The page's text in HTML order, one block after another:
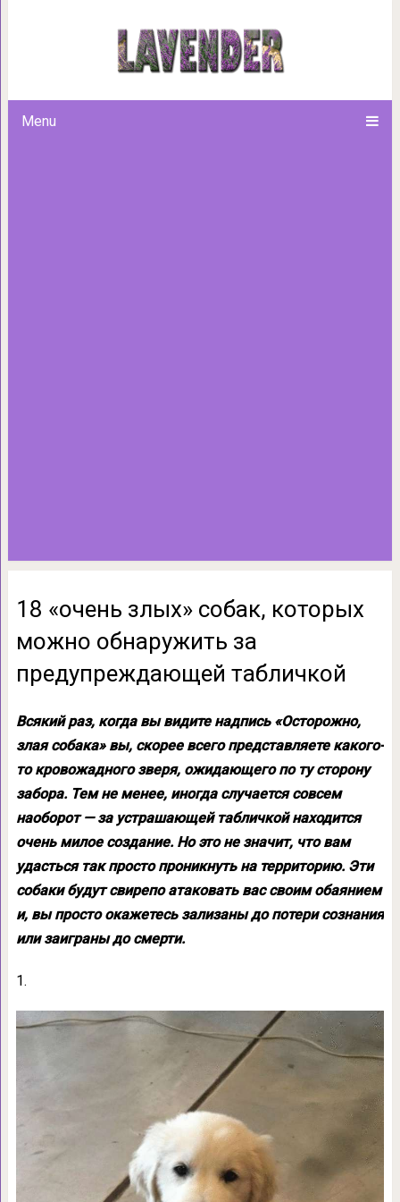
Menu
18 «очень злых» собак,
18 «очень злых» собак, которых
можно обнаружить за
предупреждающей табличкой
Всякий раз, когда вы видите надпись «Осторожно,
злая собака» вы, скорее всего представляете какого-
то кровожадного зверя, ожидающего по ту сторону
забора. Тем не менее, иногда случается совсем
наоборот — за устрашающей табличкой находится
очень милое создание. Но это не значит, что вам
удасться так просто проникнуть на территорию. Эти
собаки будут свирепо атаковать вас своим обаянием
и, вы просто окажетесь зализаны до потери сознания
или заиграны до смерти.
1.